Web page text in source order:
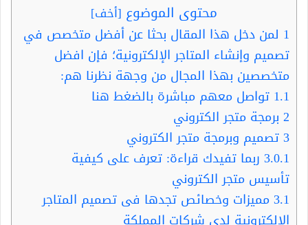
محتوى الموضوع [أخف]
1 لمن دخل هذا المقال بحثا عن أفضل متخصص في
تصميم وإنشاء المتاجر الإلكترونية؛ فإن افضل
متخصصين بهذا المجال من وجهة نظرنا هم:
1.1 تواصل معهم مباشرة بالضغط هنا
2 برمجة متجر الكتروني
3تصميم وبرمجة متجر الكتروني
3.0.1 ربما تفيدك قراءة: تعرف على كيفية
تأسيس متجر الكتروني
3.1مميزات وخصائص تجدها فى تصميم المتاجر